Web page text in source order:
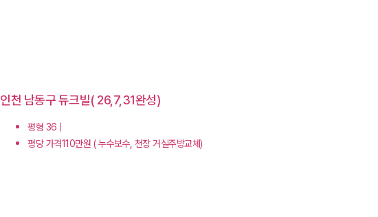
인천 남동구 듀크빌( 26,7,31완성)
평형 36 |
평당 가격110만원 ( 누수보수, 천장 거실주방교체)